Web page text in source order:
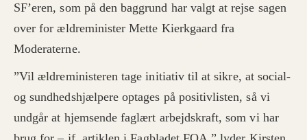
SF’eren, som på den baggrund har valgt at rejse sagen
over for ældreminister Mette Kierkgaard fra
Moderaterne.
”Vil ældreministeren tage initiativ til at sikre, at social-
og sundhedshjælpere optages på positivlisten, så vi
undgår at hjemsende faglært arbejdskraft, som vi har